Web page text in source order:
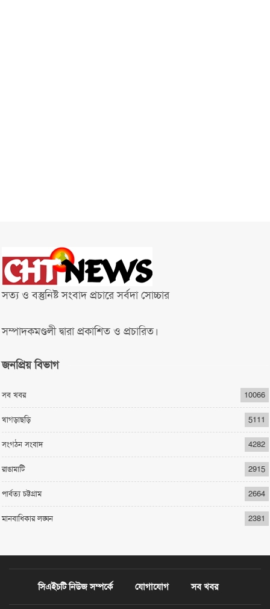
সত্য ও বস্তুনিষ্ট সংবাদ প্রচারে সর্বদা সোচ্চার
সম্পাদকমণ্ডলী দ্বারা প্রকাশিত ও প্রচারিত।
জনপ্রিয় বিভাগ
সব খবর 10066
খাগড়াছড়ি 5111
সংগঠন সংবাদ 4282
রাঙামাটি 2915
পার্বত্য চট্টগ্রাম 2664
মানবাধিকার লঙ্ঘন 2381
সিএইচটি নিউজ সম্পর্কে যোগাযোগ সব খবর